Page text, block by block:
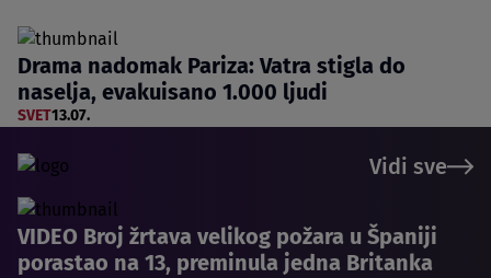
Drama nadomak Pariza: Vatra stigla do
naselja, evakuisano 1.000 ljudi
SVET13.07.
Vidi sve
VIDEO Broj žrtava velikog požara u Španiji
porastao na 13, preminula jedna Britanka